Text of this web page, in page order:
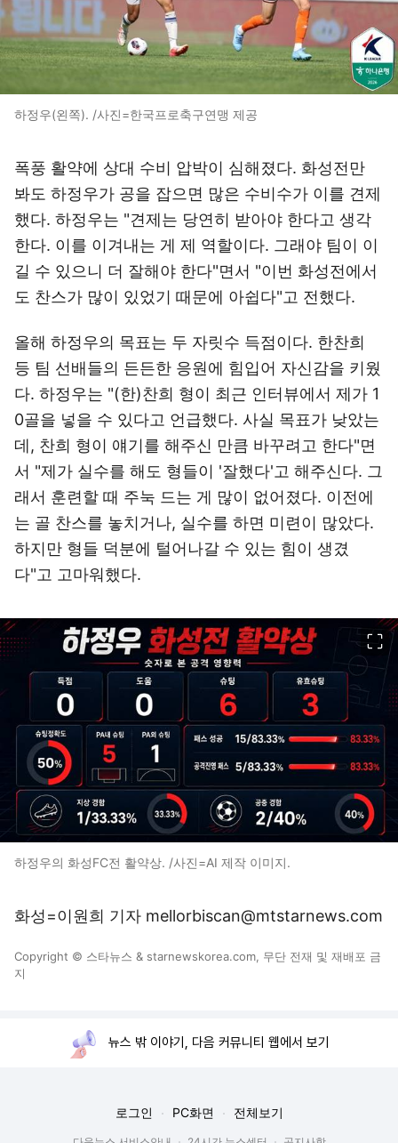
하정우(왼쪽). /사진=한국프로축구연맹 제공
폭풍 활약에 상대 수비 압박이 심해졌다. 화성전만
봐도 하정우가 공을 잡으면 많은 수비수가 이를 견제
했다. 하정우는 "견제는 당연히 받아야 한다고 생각
한다. 이를 이겨내는 게 제 역할이다. 그래야 팀이 이
길 수 있으니 더 잘해야 한다"면서 "이번 화성전에서
도 찬스가 많이 있었기 때문에 아쉽다"고 전했다.
올해 하정우의 목표는 두 자릿수 득점이다. 한찬희
등 팀 선배들의 든든한 응원에 힘입어 자신감을 키웠
다. 하정우는 "(한)찬희 형이 최근 인터뷰에서 제가 1
0골을 넣을 수 있다고 언급했다. 사실 목표가 낮았는
데, 찬희 형이 얘기를 해주신 만큼 바꾸려고 한다"면
서 "제가 실수를 해도 형들이 '잘했다'고 해주신다. 그
래서 훈련할 때 주눅 드는 게 많이 없어졌다. 이전에
는 골 찬스를 놓치거나, 실수를 하면 미련이 많았다.
하지만 형들 덕분에 털어나갈 수 있는 힘이 생겼
다"고 고마워했다.
하정우의 화성FC전 활약상. /사진=AI 제작 이미지.
화성=이원희 기자 mellorbiscan@mtstarnews.com
Copyright © 스타뉴스 & starnewskorea.com, 무단 전재 및 재배포 금
지
뉴스 밖 이야기, 다음 커뮤니티 웹에서 보기
로그인 PC화면 전체보기